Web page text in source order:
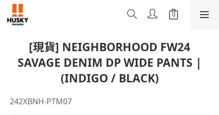
[現貨] NEIGHBORHOOD FW24
SAVAGE DENIM DP WIDE PANTS |
(INDIGO / BLACK)
242XBNH-PTM07